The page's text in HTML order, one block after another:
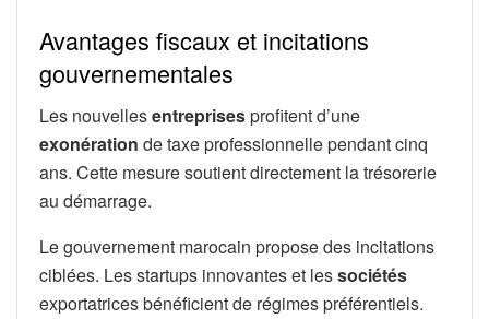
Avantages fiscaux et incitations
gouvernementales
Les nouvellesentreprisesprofitent d’une
exonération de taxe professionnelle pendant cinq
ans. Cette mesure soutient directement la trésorerie
au démarrage.
Le gouvernement marocain propose des incitations
ciblées. Les startups innovantes et lessociétés
exportatrices bénéficient de régimes préférentiels.